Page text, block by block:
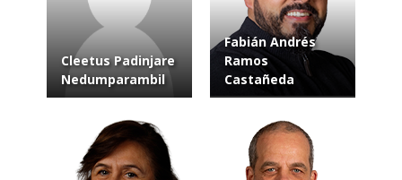
Cleetus Padinjare
Nedumparambil
Fabián Andrés
Ramos
Castañeda